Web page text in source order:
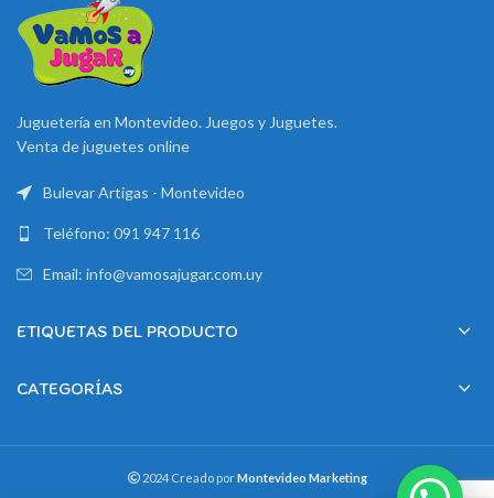
Juguetería en Montevideo. Juegos y Juguetes.
Venta de juguetes online
Bulevar Artigas - Montevideo
Teléfono: 091 947 116
Email: info@vamosajugar.com.uy
ETIQUETAS DEL PRODUCTO
CATEGORÍAS
2024 Creado porMontevideo Marketing